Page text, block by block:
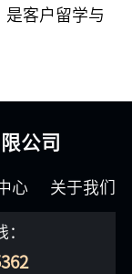
是客户留学与
公司
心 关于我们